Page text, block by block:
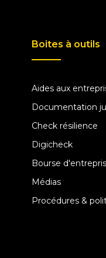
Boites à outils
Aides aux
Documentation
Check résilience
Digicheck
Bourse
Médias
Procédures &